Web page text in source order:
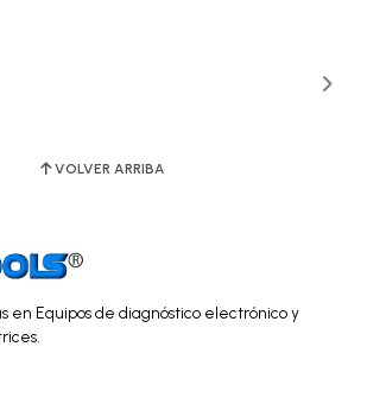
VOLVER ARRIBA
en Equipos de diagnóstico electrónico y